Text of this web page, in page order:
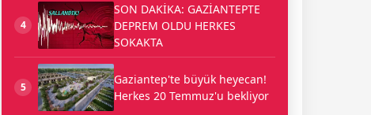
4
SON DAKİKA: GAZİANTEPTE
DEPREM OLDU HERKES
SOKAKTA
5
Gaziantep'te büyük heyecan!
Herkes 20 Temmuz'u bekliyor